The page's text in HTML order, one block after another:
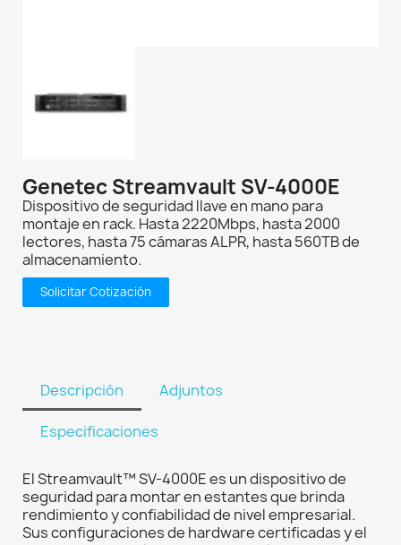
Genetec Streamvault SV-4000E
Dispositivo de seguridad llave en mano para
montaje en rack. Hasta 2220Mbps, hasta 2000
lectores, hasta 75 cámaras ALPR, hasta 560TB de
almacenamiento.
Solicitar Cotización
Descripción Adjuntos
Especificaciones
El Streamvault™ SV-4000E es un dispositivo de
seguridad para montar en estantes que brinda
rendimiento y confiabilidad de nivel empresarial.
Sus configuraciones de hardware certificadas y el